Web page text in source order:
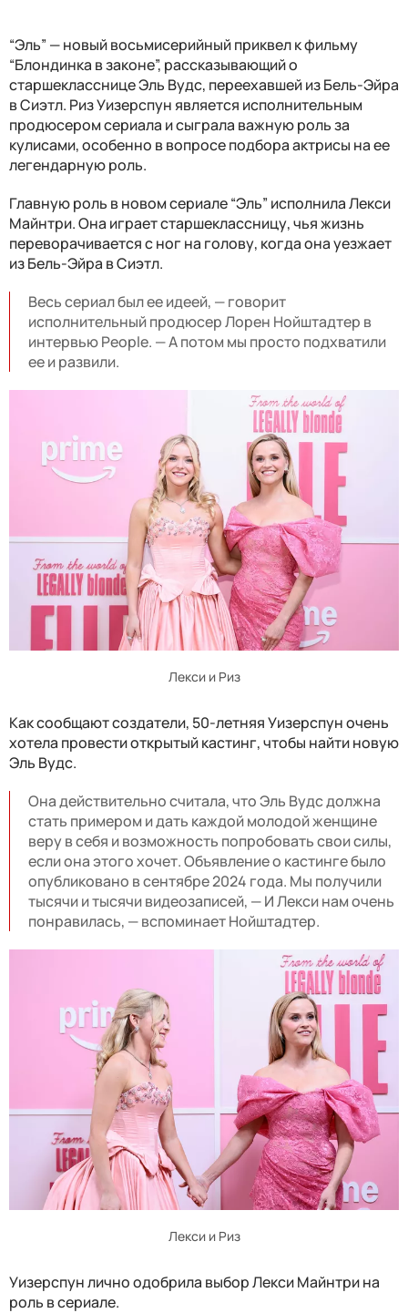
“Эль” — новый восьмисерийный приквел к фильму
“Блондинка в законе”, рассказывающий о
старшекласснице Эль Вудс, переехавшей из Бель-Эйра
в Сиэтл. Риз Уизерспун является исполнительным
продюсером сериала и сыграла важную роль за
кулисами, особенно в вопросе подбора актрисы на ее
легендарную роль.
Главную роль в новом сериале “Эль” исполнила Лекси
Майнтри. Она играет старшеклассницу, чья жизнь
переворачивается с ног на голову, когда она уезжает
из Бель-Эйра в Сиэтл.
Весь сериал был ее идеей, — говорит
исполнительный продюсер Лорен Нойштадтер в
интервью People. — А потом мы просто подхватили
ее и развили.
Лекси и Риз
Как сообщают создатели, 50-летняя Уизерспун очень
хотела провести открытый кастинг, чтобы найти новую
Эль Вудс.
Она действительно считала, что Эль Вудс должна
стать примером и дать каждой молодой женщине
веру в себя и возможность попробовать свои силы,
если она этого хочет. Объявление о кастинге было
опубликовано в сентябре 2024 года. Мы получили
тысячи и тысячи видеозаписей, — И Лекси нам очень
понравилась, — вспоминает Нойштадтер.
Лекси и Риз
Уизерспун лично одобрила выбор Лекси Майнтри на
роль в сериале.